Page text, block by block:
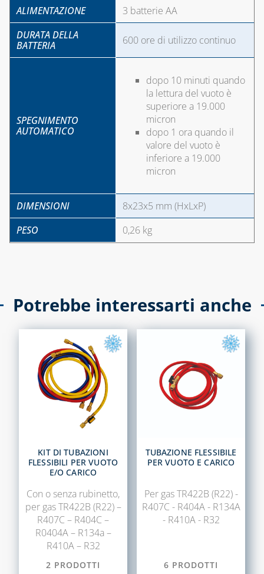
TUBI FLESSIBILI
PER GAS E ACQUA
ADDOLCITORI,
MISURATORI TDS,
TECNOBLUE
CARTUCCE
NEUTRALIZZANTI
E POMPE DI
CONTATORI PER
ACQUA
DEFANGATORI
MAGNETICI
DOSATORI DI
POLIFOSFATI
FILTRI E
CARTUCCE
KIT FLESSIBILI
ESTENSIBILI PER
ACQUA-GAS
LIQUIDI
DISINCROSTANTI
E POMPE DI
ALIMENTAZIONE
3 batterie AA
DURATA DELLA
BATTERIA
600 ore di utilizzo continuo
SPEGNIMENTO
AUTOMATICO
dopo 10 minuti quando
la lettura del vuoto è
superiore a 19.000
micron
dopo 1 ora quando il
valore del vuoto è
inferiore a 19.000
micron
DIMENSIONI
8x23x5 mm (HxLxP)
PESO
0,26 kg
Potrebbe interessarti anche
KIT DI TUBAZIONI
FLESSIBILI PER VUOTO
E/O CARICO
Con o senza rubinetto,
per gas TR422B (R22) –
R407C – R404C –
R0404A – R134a –
R410A – R32
2 PRODOTTI
TUBAZIONE FLESSIBILE
PER VUOTO E CARICO
Per gas TR422B (R22) -
R407C - R404A - R134A
- R410A - R32
6 PRODOTTI